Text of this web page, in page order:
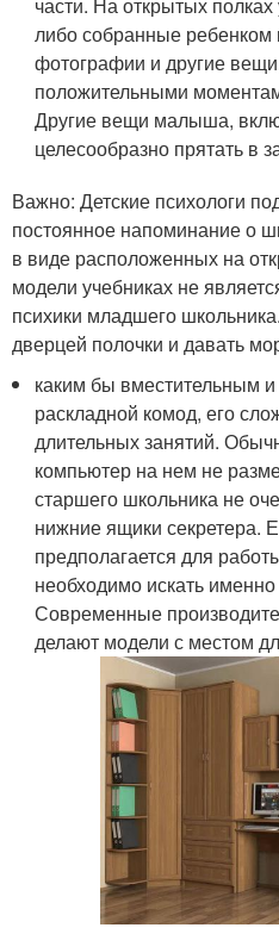
либо собранные ребенком
фотографии и другие
положительными
Другие вещи малыша,
целесообразно прятать в
Важно: Детские психологи
постоянное напоминание о
в виде расположенных на
модели учебниках не
психики младшего
дверцей полочки и давать
каким бы вместительным
раскладной комод, его
длительных занятий.
компьютер на нем не
старшего школьника не
нижние ящики секретера.
предполагается для
необходимо искать
Современные
делают модели с местом